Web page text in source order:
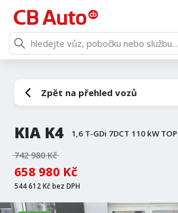
Zpět na přehled vozů
KIA K4 1,6 T-GDi 7DCT 110 kW
742 980 Kč
658 980 Kč
544 612 Kč bez DPH